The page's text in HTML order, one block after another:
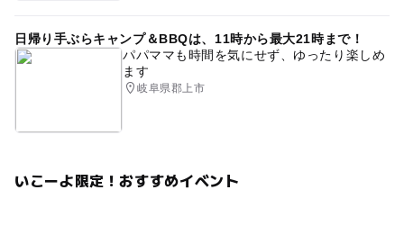
日帰り手ぶらキャンプ＆BBQは、11時から最大21時まで！
パパママも時間を気にせず、ゆったり楽しめ
ます
岐阜県郡上市
いこーよ限定！おすすめイベント